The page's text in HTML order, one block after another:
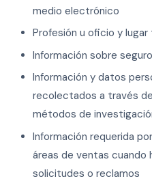
medio electrónico
Profesión u oficio y
Información sobre
Información y datos
recolectados a través
métodos de
Información requerida
áreas de ventas cuando
solicitudes o reclamos